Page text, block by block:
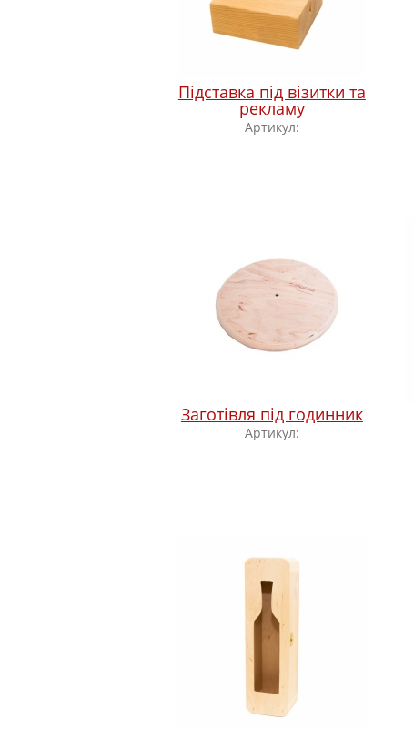
Підставка під візитки та
рекламу
Артикул:
Заготівля під годинник
Артикул: